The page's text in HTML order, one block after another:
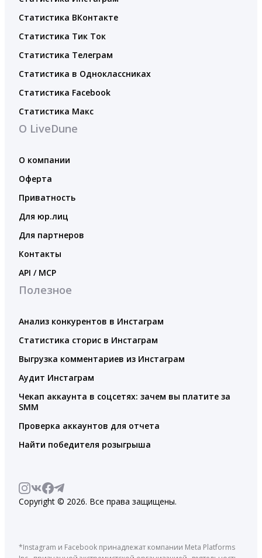
Статистика ВКонтакте
Статистика Тик Ток
Статистика Телеграм
Статистика в Одноклассниках
Статистика Facebook
Статистика Макс
О LiveDune
О компании
Оферта
Приватность
Для юр.лиц
Для партнеров
Контакты
API / MCP
Полезное
Анализ конкурентов в Инстаграм
Статистика сторис в Инстаграм
Выгрузка комментариев из Инстаграм
Аудит Инстаграм
Чекап аккаунта в соцсетях: зачем вы платите за
SMM
Проверка аккаунтов для отчета
Найти победителя розыгрыша
Copyright © 2026. Все права защищены.
*Instagram и Facebook принадлежат компании Meta Platforms